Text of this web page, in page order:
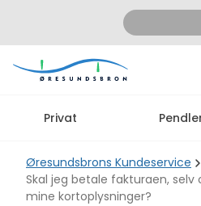
Privat
Øresundsbrons Kundeservice
Skal jeg betale fakturaen,
mine kortoplysninger?